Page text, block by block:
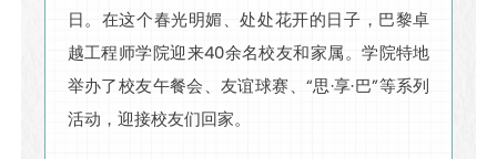
日。在这个春光明媚、处处花开的日子，巴黎卓
越工程师学院迎来40余名校友和家属。学院特地
举办了校友午餐会、友谊球赛、“思·享·巴”等系列
活动，迎接校友们回家。